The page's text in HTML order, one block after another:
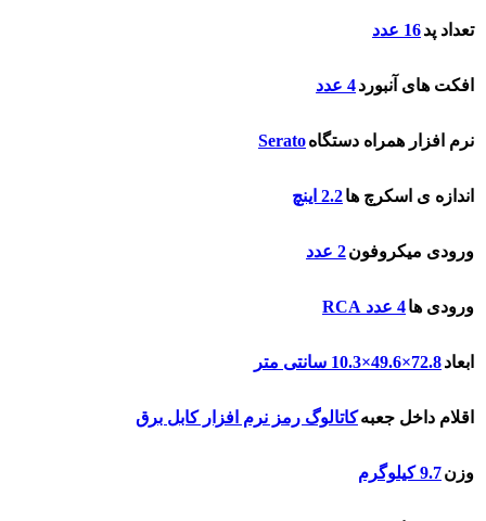
تعداد پد16 عدد
افکت های آنبورد4 عدد
نرم افزار همراه دستگاهSerato
اندازه ی اسکرچ ها2.2 اینچ
ورودی میکروفون2 عدد
ورودی ها4 عدد RCA
ابعاد72.8×49.6×10.3 سانتی متر
اقلام داخل جعبهکاتالوگ رمز نرم افزار کابل برق
وزن9.7 کیلوگرم